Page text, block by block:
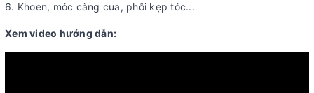
6. Khoen, móc càng cua, phôi kẹp tóc...
Xem video hướng dẫn: